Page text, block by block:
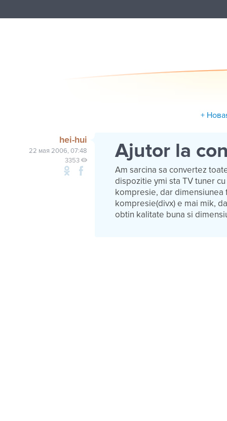
+
hei-hui
22 мая 2006, 07:48
3353
Ajutor la
Am sarcina sa convertez
dispozitie ymi sta TV tuner
kompresie, dar dimensiunea
kompresie(divx) e mai mik,
obtin kalitate buna si